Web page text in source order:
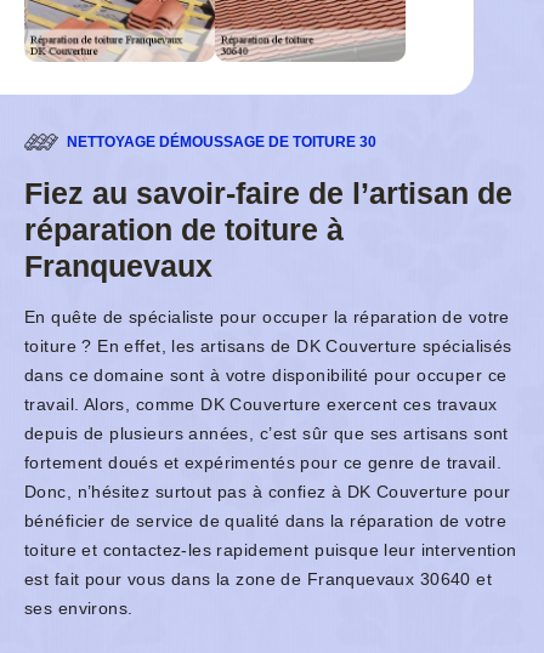
NETTOYAGE DÉMOUSSAGE DE TOITURE 30
Fiez au savoir-faire de l’artisan de
réparation de toiture à
Franquevaux
En quête de spécialiste pour occuper la réparation de votre
toiture ? En effet, les artisans de DK Couverture spécialisés
dans ce domaine sont à votre disponibilité pour occuper ce
travail. Alors, comme DK Couverture exercent ces travaux
depuis de plusieurs années, c’est sûr que ses artisans sont
fortement doués et expérimentés pour ce genre de travail.
Donc, n’hésitez surtout pas à confiez à DK Couverture pour
bénéficier de service de qualité dans la réparation de votre
toiture et contactez-les rapidement puisque leur intervention
est fait pour vous dans la zone de Franquevaux 30640 et
ses environs.